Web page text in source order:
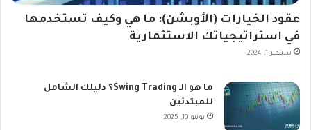
عقود الخيارات (الأوبشن): ما هي وكيف تستخدمها
في استراتيجياتك الاستثمارية
سبتمبر 1, 2024
ما هو الـ Swing Trading؟ دليلك الشامل
للمبتدئين
يونيو 10, 2025